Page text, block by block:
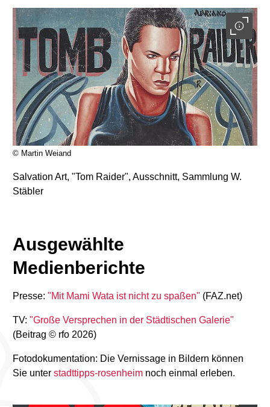
© Martin Weiand
Salvation Art, "Tom Raider", Ausschnitt, Sammlung W.
Stäbler
Ausgewählte
Medienberichte
Presse: "Mit Mami Wata ist nicht zu spaßen" (FAZ.net)
TV: "Große Versprechen in der Städtischen Galerie"
(Beitrag © rfo 2026)
Fotodokumentation: Die Vernissage in Bildern können
Sie unter stadttipps-rosenheimnoch einmal erleben.